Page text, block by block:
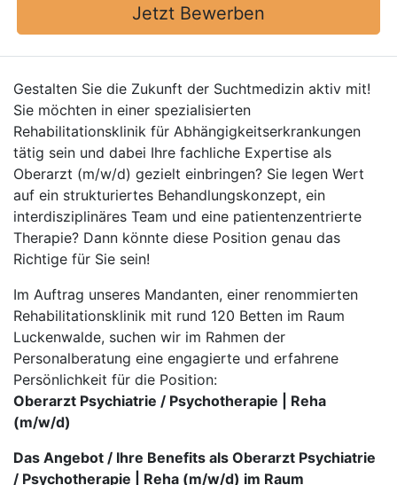
Jetzt Bewerben
Gestalten Sie die Zukunft der Suchtmedizin aktiv mit!
Sie möchten in einer spezialisierten
Rehabilitationsklinik für Abhängigkeitserkrankungen
tätig sein und dabei Ihre fachliche Expertise als
Oberarzt (m/w/d) gezielt einbringen? Sie legen Wert
auf ein strukturiertes Behandlungskonzept, ein
interdisziplinäres Team und eine patientenzentrierte
Therapie? Dann könnte diese Position genau das
Richtige für Sie sein!
Im Auftrag unseres Mandanten, einer renommierten
Rehabilitationsklinik mit rund 120 Betten im Raum
Luckenwalde, suchen wir im Rahmen der
Personalberatung eine engagierte und erfahrene
Persönlichkeit für die Position:
Oberarzt Psychiatrie / Psychotherapie | Reha
(m/w/d)
Das Angebot / Ihre Benefits als Oberarzt Psychiatrie
/ Psychotherapie | Reha (m/w/d) im Raum